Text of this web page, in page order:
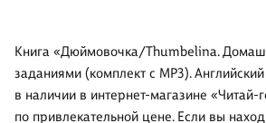
Книга «Дюймовочка/Thumbelina.
заданиями (комплект с MP3). Английский
в наличии в интернет-магазине «Читай-
по привлекательной цене. Если вы